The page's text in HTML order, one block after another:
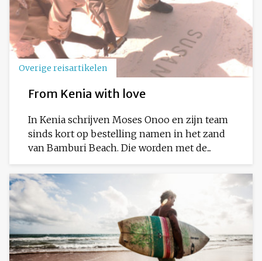
Overige reisartikelen
From Kenia with love
In Kenia schrijven Moses Onoo en zijn team
sinds kort op bestelling namen in het zand
van Bamburi Beach. Die worden met de...